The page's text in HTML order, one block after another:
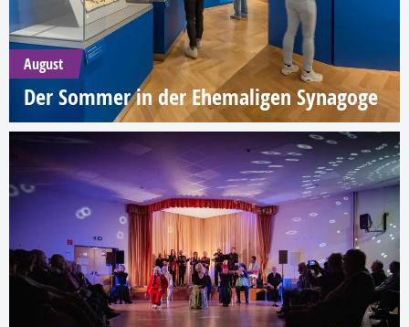
August
Der Sommer in der Ehemaligen Synagoge